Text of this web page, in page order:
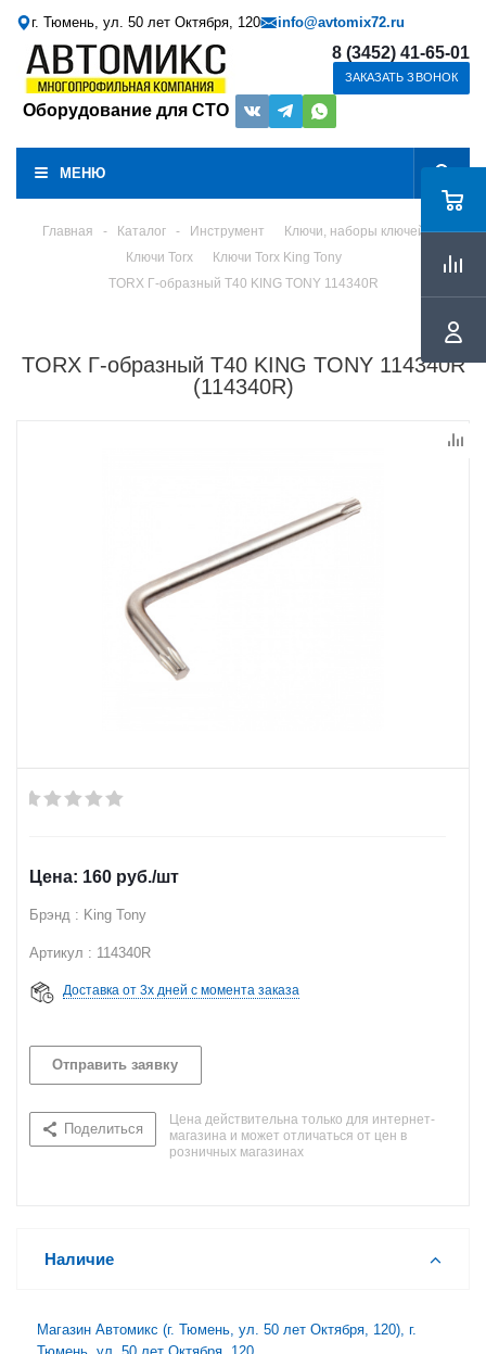
г. Тюмень, ул. 50 лет Октября, 120 info@avtomix72.ru
Оборудование для СТО
8 (3452) 41-65-01
ЗАКАЗАТЬ ЗВОНОК
МЕНЮ
Главная - Каталог - Инструмент
Ключи, наборы ключей
Ключи Torx
Ключи Torx King Tony
TORX Г-образный T40 KING TONY 114340R
TORX Г-образный T40 KING TONY 114340R
(114340R)
160 руб./шт
Брэнд : King Tony
Артикул : 114340R
Доставка от 3х дней с момента заказа
Отправить заявку
Поделиться
Цена действительна только для интернет-
магазина и может отличаться от цен в
розничных магазинах
Наличие
Магазин Автомикс (г. Тюмень, ул. 50 лет Октября, 120), г.